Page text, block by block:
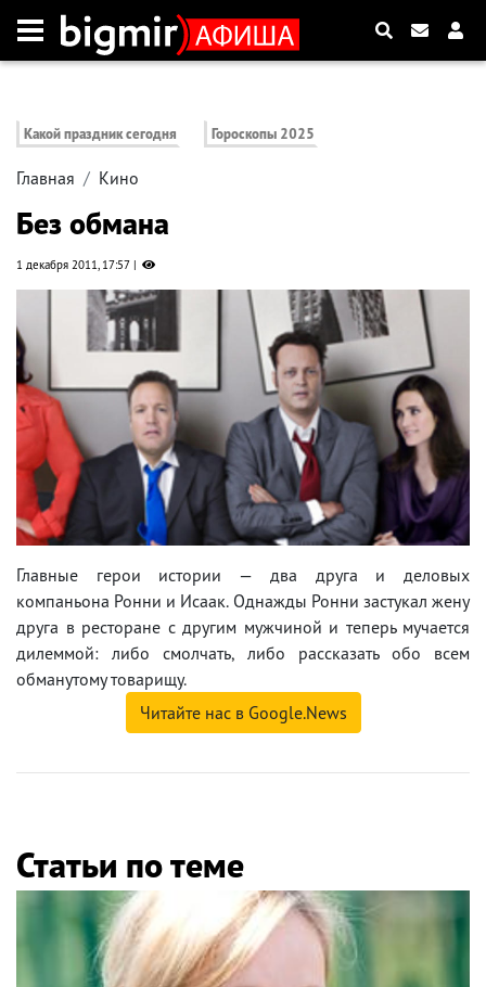
Какой праздник сегодня Гороскопы 2025
Главная Кино
Без обмана
1 декабря 2011, 17:57
Главные герои истории — два друга и деловых
компаньона Ронни и Исаак. Однажды Ронни застукал жену
друга в ресторане с другим мужчиной и теперь мучается
дилеммой: либо смолчать, либо рассказать обо всем
обманутому товарищу.
Читайте нас в Google.News
Статьи по теме